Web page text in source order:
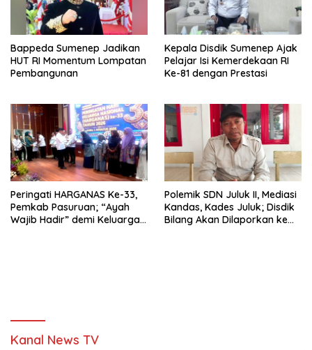
Bappeda Sumenep Jadikan
HUT RI Momentum Lompatan
Pembangunan
Kepala Disdik Sumenep Ajak
Pelajar Isi Kemerdekaan RI
Ke-81 dengan Prestasi
Peringati HARGANAS Ke-33,
Pemkab Pasuruan; “Ayah
Wajib Hadir” demi Keluarga
Polemik SDN Juluk II, Mediasi
Kandas, Kades Juluk; Disdik
Bilang Akan Dilaporkan ke
Kanal News TV